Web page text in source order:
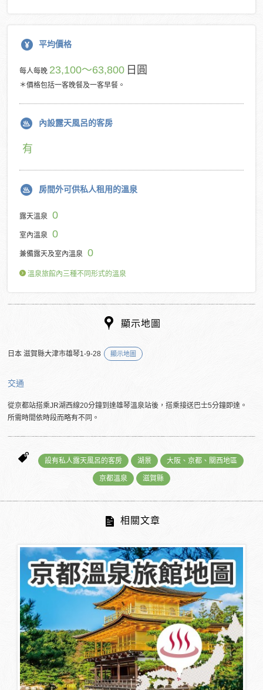
平均價格
每人每晚 23,100～63,800 日圓
＊價格包括一客晚餐及一客早餐。
內設露天風呂的客房
有
房間外可供私人租用的溫泉
露天溫泉 0
室內溫泉 0
兼備露天及室內溫泉 0
溫泉旅館內三種不同形式的溫泉
顯示地圖
日本 滋賀縣大津市雄琴1-9-28 顯示地圖
交通
從京都站搭乘JR湖西線20分鐘到達雄琴溫泉站後，搭乘接送巴士5分鐘即達。
所需時間依時段而略有不同。
設有私人露天風呂的客房 湖景 大阪、京都、關西地區
京都溫泉 滋賀縣
相關文章